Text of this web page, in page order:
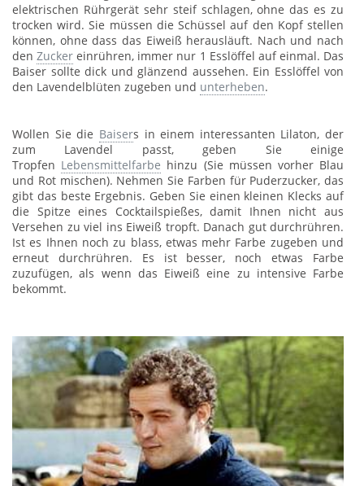
elektrischen Rührgerät sehr steif schlagen, ohne das es zu
trocken wird. Sie müssen die Schüssel auf den Kopf stellen
können, ohne dass das Eiweiß herausläuft. Nach und nach
denZucker einrühren, immer nur 1 Esslöffel auf einmal. Das
Baiser sollte dick und glänzend aussehen. Ein Esslöffel von
den Lavendelblüten zugeben und unterheben.
Wollen Sie die Baisers in einem interessanten Lilaton, der
zum Lavendel passt, geben Sie einige
Tropfen Lebensmittelfarbe hinzu (Sie müssen vorher Blau
und Rot mischen). Nehmen Sie Farben für Puderzucker, das
gibt das beste Ergebnis. Geben Sie einen kleinen Klecks auf
die Spitze eines Cocktailspießes, damit Ihnen nicht aus
Versehen zu viel ins Eiweiß tropft. Danach gut durchrühren.
Ist es Ihnen noch zu blass, etwas mehr Farbe zugeben und
erneut durchrühren. Es ist besser, noch etwas Farbe
zuzufügen, als wenn das Eiweiß eine zu intensive Farbe
bekommt.